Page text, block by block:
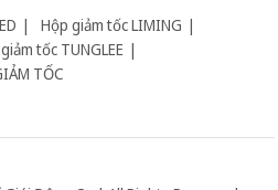
Hộp giảm tốc LIMING
tốc TUNGLEE
TỐC